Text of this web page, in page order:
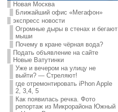
Новая Москва
Ближайший офис «Мегафон»
экспресс новости
Огромные дыры в стенах и бегают
мыши
Почему в кране чёрная вода?
Подать объявление на сайте
Новые Ватутинки
Уже и вечером на улицу не
выйти? — Стреляют!
где отремонтировать iPhon Apple
2, 3,4, 5
Как появилась речка. Фото
репортаж из Микрорайона Южный